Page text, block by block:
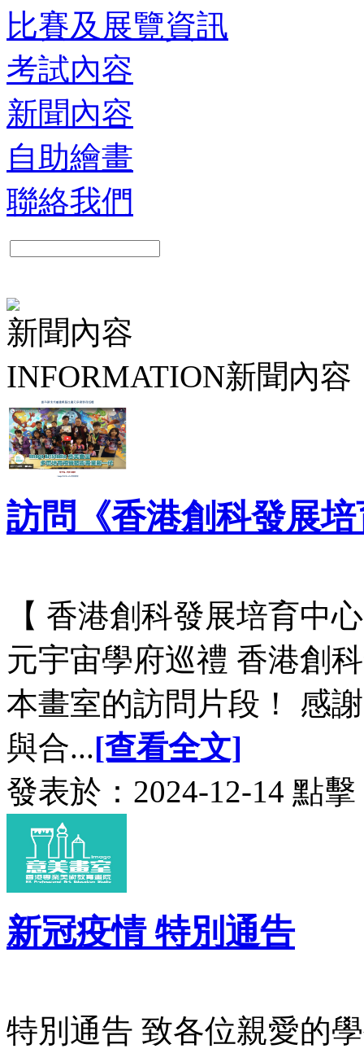
比賽及展覽資訊
考試內容
新聞內容
自助繪畫
聯絡我們
新聞內容
INFORMATION新聞內容
訪問《香港創科發展
【 香港創科發展培育中
元宇宙學府巡禮 香港創
本畫室的訪問片段！ 感
與合...[查看全文]
發表於：2024-12-14 點擊
新冠疫情 特別通告
特別通告 致各位親愛的